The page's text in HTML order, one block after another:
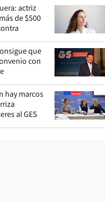
actriz
de $500
que
con
hay marcos
al GES